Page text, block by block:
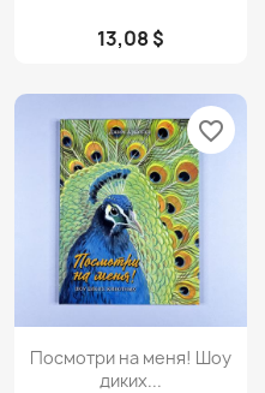
13,08 $
Просмотр
Посмотри на меня! Шоу
диких...
favorite_border